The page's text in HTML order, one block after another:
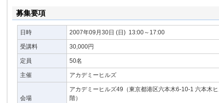
募集要項
日時 2007年09月30日 (日) 13:00～17:00
受講料 30,000円
定員 50名
主催 アカデミーヒルズ
会場
アカデミーヒルズ49（東京都港区六本木6-10-1 六本木
階）